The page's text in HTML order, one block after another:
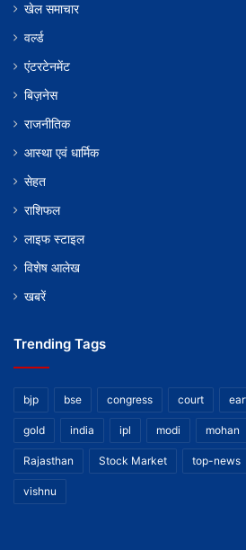
खेल समाचार
वर्ल्ड
एंटरटेनमेंट
बिज़नेस
राजनीतिक
आस्था एवं धार्मिक
सेहत
राशिफल
लाइफ स्टाइल
विशेष आलेख
खबरें
Trending Tags
bjp bse congress court
gold india ipl modi mohan
Rajasthan Stock Market top-news
vishnu